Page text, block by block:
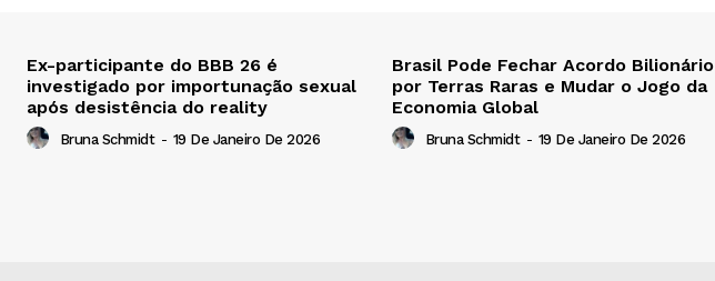
Ex-participante do BBB 26 é
investigado por importunação sexual
após desistência do reality
Bruna Schmidt - 19 De Janeiro De 2026
Brasil Pode Fechar Acordo Bilionário
por Terras Raras e Mudar o Jogo da
Economia Global
Bruna Schmidt - 19 De Janeiro De 2026